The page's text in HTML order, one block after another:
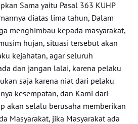
Sama yaitu Pasal 363 KUHP
diatas lima tahun, Dalam
menghimbau kepada masyarakat,
hujan, situasi tersebut akan
kejahatan, agar seluruh
dan jangan lalai, karena pelaku
saja karena niat dari pelaku
kesempatan, dan Kami dari
akan selalu berusaha memberikan
Masyarakat, jika Masyarakat ada